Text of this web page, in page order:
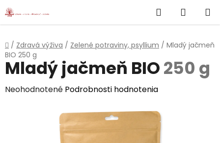
Prejsť
na
Hľadať
KOŠÍK
Domov
/ Zdravá výživa / Zelené potraviny, psyllium / Mladý jačmeň
BIO 250 g
Mladý jačmeň BIO250 g
Priemerné
Neohodnotené Podrobnosti hodnotenia